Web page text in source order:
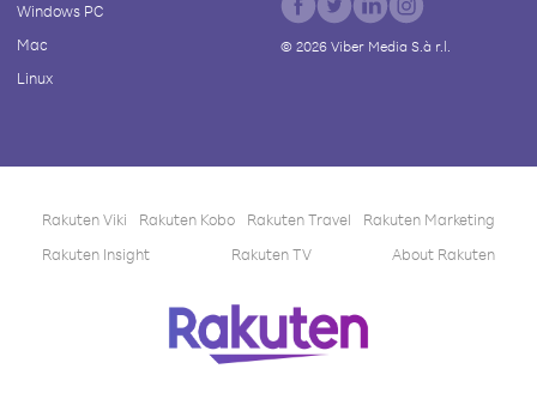
Windows PC
Mac
Linux
© 2026Viber Media S.à r.l.
Rakuten Viki Rakuten Kobo Rakuten Travel
Rakuten Marketing
Rakuten Insight
Rakuten TV About Rakuten